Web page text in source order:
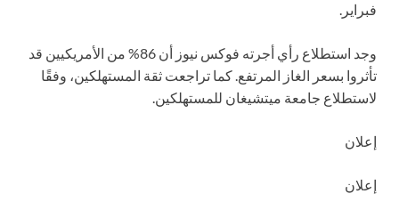
فبراير.
وجد استطلاع رأي أجرته فوكس نيوز أن 86% من الأمريكيين قد
تأثروا بسعر الغاز المرتفع. كما تراجعت ثقة المستهلكين، وفقًا
لاستطلاع جامعة ميتشيغان للمستهلكين.
إعلان
إعلان